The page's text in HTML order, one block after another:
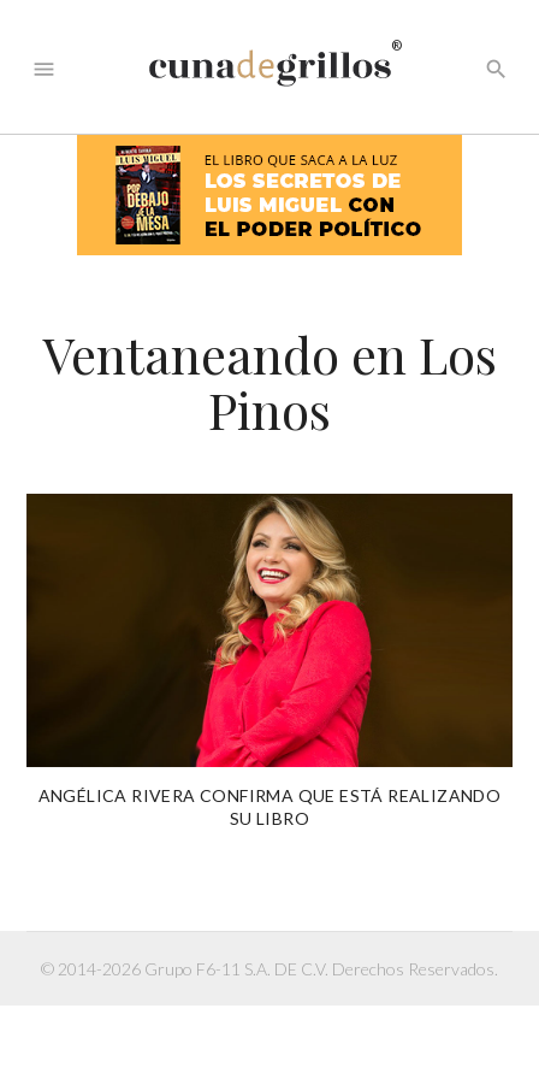
menu
®
search
Ventaneando en Los
Pinos
ANGÉLICA RIVERA CONFIRMA QUE ESTÁ REALIZANDO
SU LIBRO
© 2014-2026 Grupo F6-11 S.A. DE C.V. Derechos Reservados.